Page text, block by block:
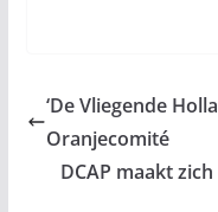
‘De Vliegende
Oranjecomité
DCAP maakt